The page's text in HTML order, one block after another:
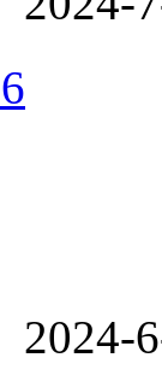
2024-